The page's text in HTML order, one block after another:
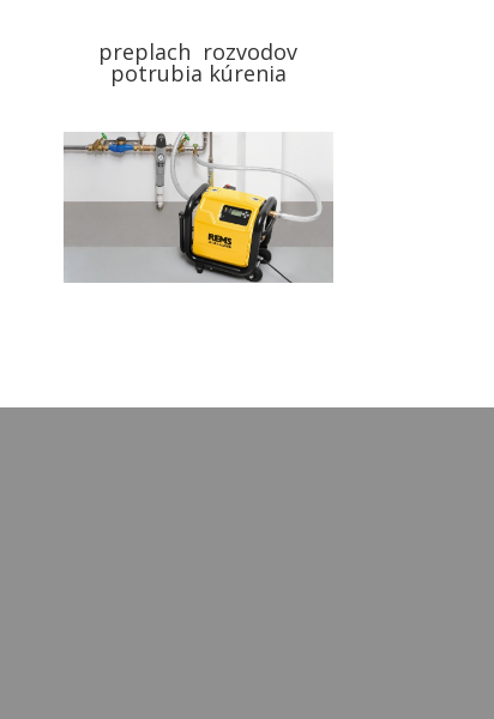
preplach rozvodov
potrubia kúrenia